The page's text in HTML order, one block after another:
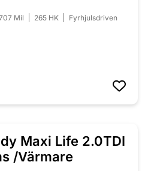
Mil 265 HK Fyrhjulsdriven
NYINKOMMEN
Maxi Life 2.0TDI
/Värmare